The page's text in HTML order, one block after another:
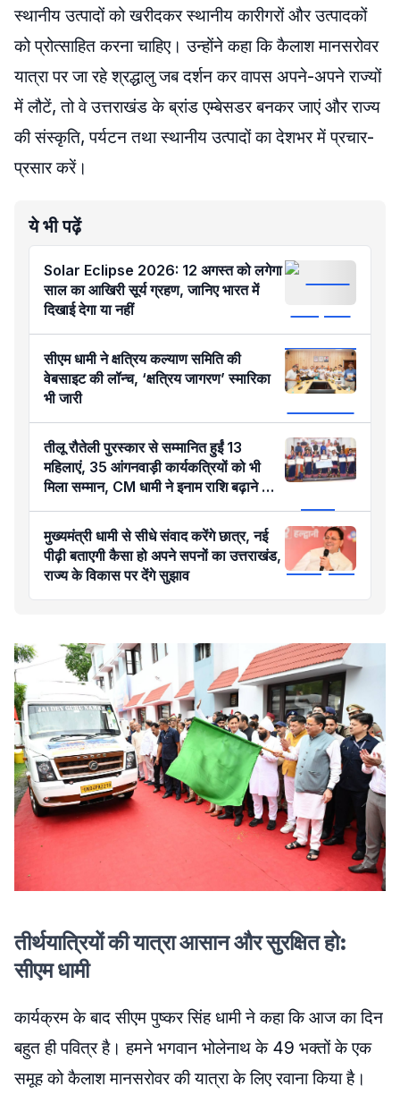
स्थानीय उत्पादों को खरीदकर स्थानीय कारीगरों और उत्पादकों
को प्रोत्साहित करना चाहिए। उन्होंने कहा कि कैलाश मानसरोवर
यात्रा पर जा रहे श्रद्धालु जब दर्शन कर वापस अपने-अपने राज्यों
में लौटें, तो वे उत्तराखंड के ब्रांड एम्बेसडर बनकर जाएं और राज्य
की संस्कृति, पर्यटन तथा स्थानीय उत्पादों का देशभर में प्रचार-
प्रसार करें।
ये भी पढ़ें
Solar Eclipse 2026: 12 अगस्त को लगेगा
साल का आखिरी सूर्य ग्रहण, जानिए भारत में
दिखाई देगा या नहीं
सीएम धामी ने क्षत्रिय कल्याण समिति की
वेबसाइट की लॉन्च, ‘क्षत्रिय जागरण’ स्मारिका
भी जारी
तीलू रौतेली पुरस्कार से सम्मानित हुईं 13
महिलाएं, 35 आंगनवाड़ी कार्यकत्रियों को भी
मिला सम्मान, CM धामी ने इनाम राशि बढ़ाने का
किया ऐलान
मुख्यमंत्री धामी से सीधे संवाद करेंगे छात्र, नई
पीढ़ी बताएगी कैसा हो अपने सपनों का उत्तराखंड,
राज्य के विकास पर देंगे सुझाव
तीर्थयात्रियों की यात्रा आसान और सुरक्षित हो:
सीएम धामी
कार्यक्रम के बाद सीएम पुष्कर सिंह धामी ने कहा कि आज का दिन
बहुत ही पवित्र है। हमने भगवान भोलेनाथ के 49 भक्तों के एक
समूह को कैलाश मानसरोवर की यात्रा के लिए रवाना किया है।